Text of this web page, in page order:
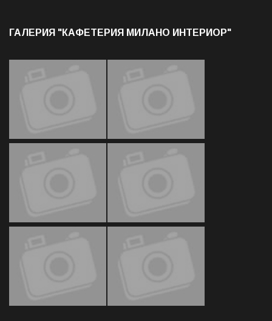
ГАЛЕРИЯ "КАФЕТЕРИЯ МИЛАНО ИНТЕРИОР"